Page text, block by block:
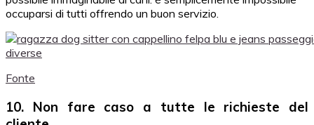
occuparsi di tutti offrendo un buon servizio.
Fonte
10. Non fare caso a tutte le richieste del